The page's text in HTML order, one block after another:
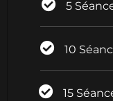
5
10
15